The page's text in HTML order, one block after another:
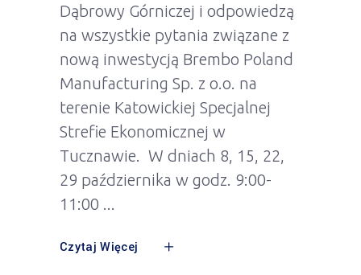
Dąbrowy Górniczej i odpowiedzą
na wszystkie pytania związane z
nową inwestycją Brembo Poland
Manufacturing Sp. z o.o. na
terenie Katowickiej Specjalnej
Strefie Ekonomicznej w
Tucznawie. W dniach 8, 15, 22,
29 października w godz. 9:00-
11:00
Czytaj Więcej